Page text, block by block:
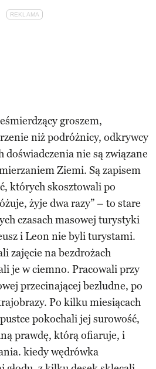
groszem,
niż podróżnicy, odkrywcy
doświadczenia nie są związane
Ziemi. Są zapisem
których skosztowali po
żyje dwa razy” – to stare
czasach masowej turystyki
i Leon nie byli turystami.
zajęcie na bezdrożach
je w ciemno. Pracowali przy
przecinającej bezludne, po
Po kilku miesiącach
pokochali jej surowość,
prawdę, którą ofiaruje, i
kiedy wędrówka